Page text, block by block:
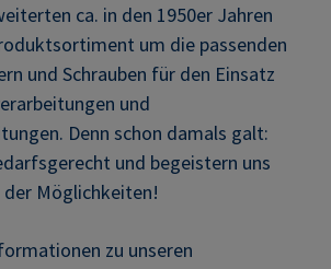
ca. in den 1950er Jahren
um die passenden
und Schrauben für den Einsatz
und
Denn schon damals galt:
und begeistern uns
Möglichkeiten!
zu unseren